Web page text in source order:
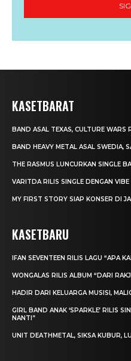
KASETBARAT
BAND ASAL TEXAS, CULTURE
BAND HEAVY METAL ASAL SWEDIA,
THE RASMUS LUNCURKAN SINGLE
VARITDA RILIS SINGLE DENGAN
MY FIRST STORY SIAP KONSER DI
KASETBARU
IFAN SEVENTEEN RILIS LAGU “APA
WONGALAS RILIS ALBUM “DARI
HADIR DARI KELUARGA MUSISI,
GIRL BAND ANAK ‘SPARKLE’ RILIS
NANTI”
UNIT DEATHMETAL, SIKSA KUBUR,